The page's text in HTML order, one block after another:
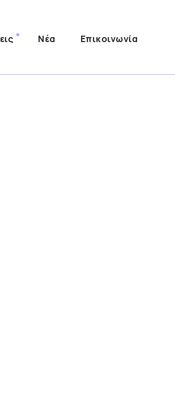
Νέα Επικοινωνία